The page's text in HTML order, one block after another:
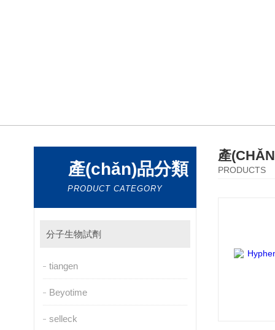
產(chǎn)品分類
PRODUCT CATEGORY
分子生物試劑
tiangen
Beyotime
selleck
產
PRODUCTS